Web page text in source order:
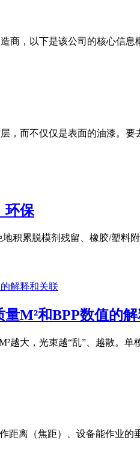
商，以下是该公司的核心信
，而不仅仅是表面的油漆。
环保
积累脱模剂残留、橡胶/塑
M²和BPP数值的
越大，光束越“乱”、越散。
距离（焦距）、设备能作业